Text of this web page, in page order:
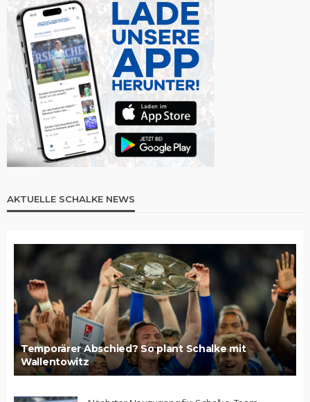
AKTUELLE SCHALKE NEWS
Temporärer Abschied? So plant Schalke mit
Wallentowitz